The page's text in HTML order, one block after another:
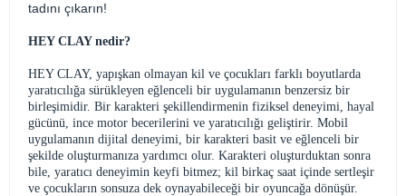
tadını çıkarın!
HEY CLAY nedir?
HEY CLAY, yapışkan olmayan kil ve çocukları farklı boyutlarda
yaratıcılığa sürükleyen eğlenceli bir uygulamanın benzersiz bir
birleşimidir. Bir karakteri şekillendirmenin fiziksel deneyimi, hayal
gücünü, ince motor becerilerini ve yaratıcılığı geliştirir. Mobil
uygulamanın dijital deneyimi, bir karakteri basit ve eğlenceli bir
şekilde oluşturmanıza yardımcı olur. Karakteri oluşturduktan sonra
bile, yaratıcı deneyimin keyfi bitmez; kil birkaç saat içinde sertleşir
ve çocukların sonsuza dek oynayabileceği bir oyuncağa dönüşür.